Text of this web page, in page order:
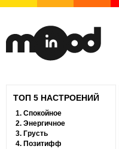
ТОП 5 НАСТРОЕНИЙ
1. Спокойное
2. Энергичное
3. Грусть
4. Позитифф